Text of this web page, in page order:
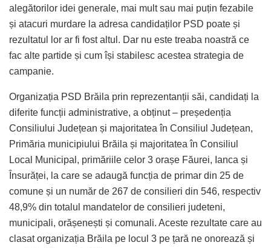
alegătorilor idei generale, mai mult sau mai puțin fezabile
și atacuri murdare la adresa candidaților PSD poate și
rezultatul lor ar fi fost altul. Dar nu este treaba noastră ce
fac alte partide și cum își stabilesc acestea strategia de
campanie.
Organizația PSD Brăila prin reprezentanții săi, candidați la
diferite funcții administrative, a obținut – președenția
Consiliului Județean și majoritatea în Consiliul Județean,
Primăria municipiului Brăila și majoritatea în Consiliul
Local Municipal, primăriile celor 3 orașe Făurei, Ianca și
Însurăței, la care se adaugă funcția de primar din 25 de
comune și un număr de 267 de consilieri din 546, respectiv
48,9% din totalul mandatelor de consilieri judeteni,
municipali, orășenești și comunali. Aceste rezultate care au
clasat organizația Brăila pe locul 3 pe țară ne onorează și